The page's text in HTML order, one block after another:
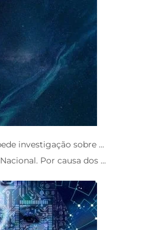
investigação sobre ...
Por causa dos ...